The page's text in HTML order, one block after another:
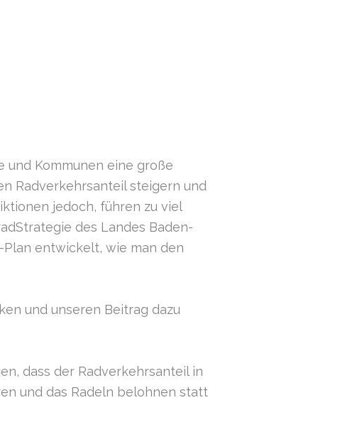
Kommunen eine große
Radverkehrsanteil steigern und
jedoch, führen zu viel
des Landes Baden-
entwickelt, wie man den
und unseren Beitrag dazu
dass der Radverkehrsanteil in
und das Radeln belohnen statt